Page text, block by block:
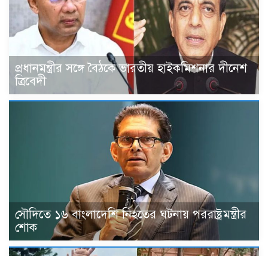
প্রধানমন্ত্রীর সঙ্গে বৈঠকে ভারতীয় হাইকমিশনার দীনেশ
ত্রিবেদী
সৌদিতে ১৬ বাংলাদেশি নিহতের ঘটনায় পররাষ্ট্রমন্ত্রীর
শোক